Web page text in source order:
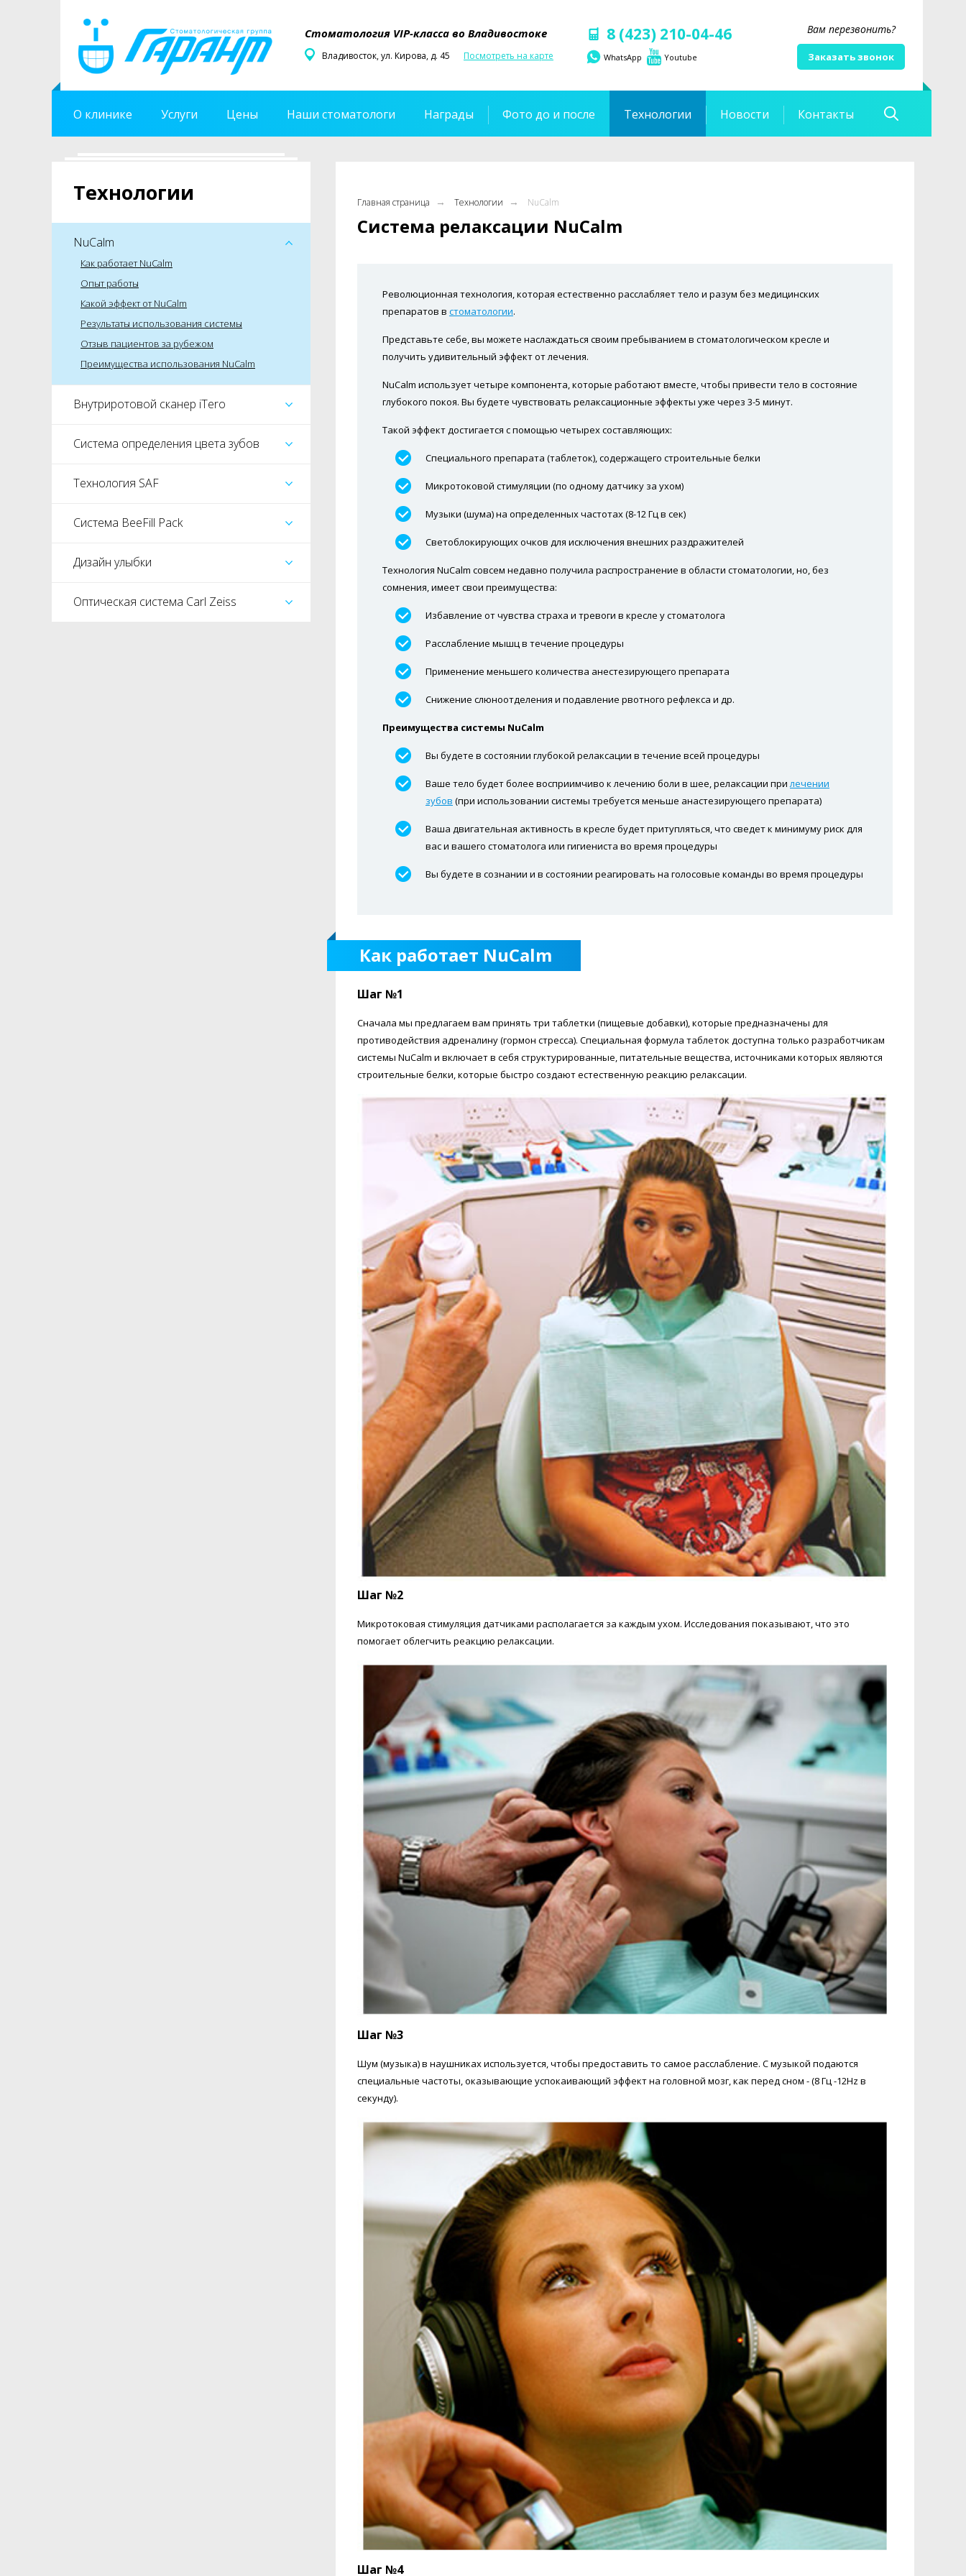
Вам перезвонить?
Заказать звонок
Стоматология VIP-класса во Владивостоке
Владивосток, ул. Кирова, д. 45 Посмотреть на карте
8 (423) 210-04-46
WhatsApp Youtube
О клинике Услуги Цены Наши стоматологи Награды Фото до и после Технологии Новости Контакты
Технологии
NuCalm
Как работает NuCalm
Опыт работы
Какой эффект от NuCalm
Результаты использования системы
Отзыв пациентов за рубежом
Преимущества использования NuCalm
Внутриротовой сканер iTero
Система определения цвета зубов
Технология SAF
Система BeeFill Pack
Дизайн улыбки
Оптическая система Carl Zeiss
Главная страница → Технологии → NuCalm
Система релаксации NuCalm
Революционная технология, которая естественно расслабляет тело и разум без медицинских
препаратов в стоматологии.
Представьте себе, вы можете наслаждаться своим пребыванием в стоматологическом кресле и
получить удивительный эффект от лечения.
NuCalm использует четыре компонента, которые работают вместе, чтобы привести тело в состояние
глубокого покоя. Вы будете чувствовать релаксационные эффекты уже через 3-5 минут.
Такой эффект достигается с помощью четырех составляющих:
Специального препарата (таблеток), содержащего строительные белки
Микротоковой стимуляции (по одному датчику за ухом)
Музыки (шума) на определенных частотах (8-12 Гц в сек)
Светоблокирующих очков для исключения внешних раздражителей
Технология NuCalm совсем недавно получила распространение в области стоматологии, но, без
сомнения, имеет свои преимущества:
Избавление от чувства страха и тревоги в кресле у стоматолога
Расслабление мышц в течение процедуры
Применение меньшего количества анестезирующего препарата
Снижение слюноотделения и подавление рвотного рефлекса и др.
Преимущества системы NuCalm
Вы будете в состоянии глубокой релаксации в течение всей процедуры
Ваше тело будет более восприимчиво к лечению боли в шее, релаксации прилечении
зубов (при использовании системы требуется меньше анастезирующего препарата)
Ваша двигательная активность в кресле будет притупляться, что сведет к минимуму риск для
вас и вашего стоматолога или гигиениста во время процедуры
Вы будете в сознании и в состоянии реагировать на голосовые команды во время процедуры
Как работает NuCalm
Шаг №1
Сначала мы предлагаем вам принять три таблетки (пищевые добавки), которые предназначены для
противодействия адреналину (гормон стресса). Специальная формула таблеток доступна только разработчикам
системы NuCalm и включает в себя структурированные, питательные вещества, источниками которых являются
строительные белки, которые быстро создают естественную реакцию релаксации.
Шаг №2
Микротоковая стимуляция датчиками располагается за каждым ухом. Исследования показывают, что это
помогает облегчить реакцию релаксации.
Шаг №3
Шум (музыка) в наушниках используется, чтобы предоставить то самое расслабление. С музыкой подаются
специальные частоты, оказывающие успокаивающий эффект на головной мозг, как перед сном - (8 Гц -12Hz в
секунду).
Шаг №4